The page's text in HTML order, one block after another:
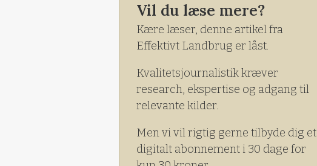
Vil du læse mere?
Kære læser, denne artikel fra
Effektivt Landbrug er låst.
Kvalitetsjournalistik kræver
research, ekspertise og adgang til
relevante kilder.
Men vi vil rigtig gerne tilbyde dig et
digitalt abonnement i 30 dage for